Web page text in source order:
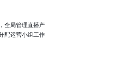
全局管理直播产
配运营小组工作